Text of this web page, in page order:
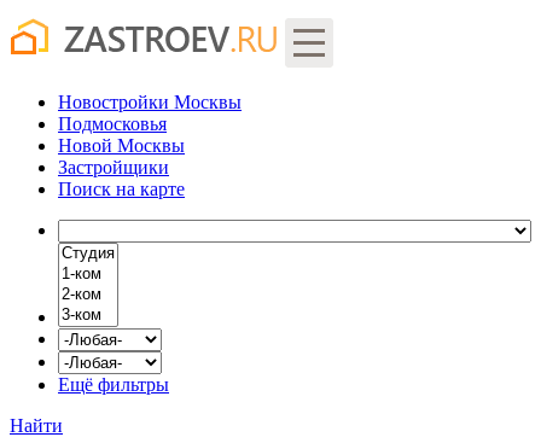
Новостройки Москвы
Подмосковья
Новой Москвы
Застройщики
Поиск на карте
Ещё фильтры
Найти